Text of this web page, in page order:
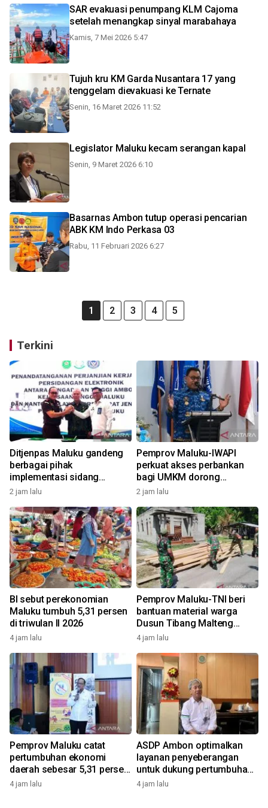
SAR evakuasi penumpang KLM Cajoma
setelah menangkap sinyal marabahaya
Kamis, 7 Mei 2026 5:47
Tujuh kru KM Garda Nusantara 17 yang
tenggelam dievakuasi ke Ternate
Senin, 16 Maret 2026 11:52
Legislator Maluku kecam serangan kapal
Senin, 9 Maret 2026 6:10
Basarnas Ambon tutup operasi pencarian
ABK KM Indo Perkasa 03
Rabu, 11 Februari 2026 6:27
1 2 3 4 5
Terkini
Ditjenpas Maluku gandeng
berbagai pihak
implementasi sidang
elektronik dukung
2 jam lalu
Pemprov Maluku-IWAPI
perkuat akses perbankan
bagi UMKM dorong
pertumbuhan ekonomi
2 jam lalu
BI sebut perekonomian
Maluku tumbuh 5,31 persen
di triwulan II 2026
4 jam lalu
Pemprov Maluku-TNI beri
bantuan material warga
Dusun Tibang Malteng
percepat rehabilitasi
4 jam lalu
Pemprov Maluku catat
pertumbuhan ekonomi
daerah sebesar 5,31 persen
yoy triwulan II 2026
4 jam lalu
ASDP Ambon optimalkan
layanan penyeberangan
untuk dukung pertumbuhan
ekonomi dan pariwisata
4 jam lalu